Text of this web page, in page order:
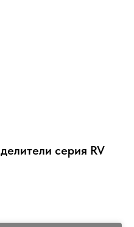
серия RV